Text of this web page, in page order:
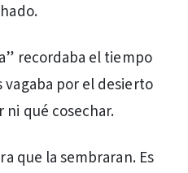
recordaba el tiempo
vagaba por el desierto
qué cosechar.
que la sembraran. Es